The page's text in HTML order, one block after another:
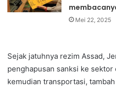
Mei 22, 2025
Sejak jatuhnya rezim Assad,
penghapusan sanksi ke sektor
kemudian transportasi,